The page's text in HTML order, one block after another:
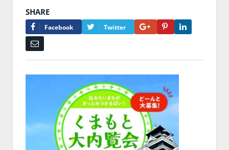
SHARE
Facebook Twitter Google+Pinterest